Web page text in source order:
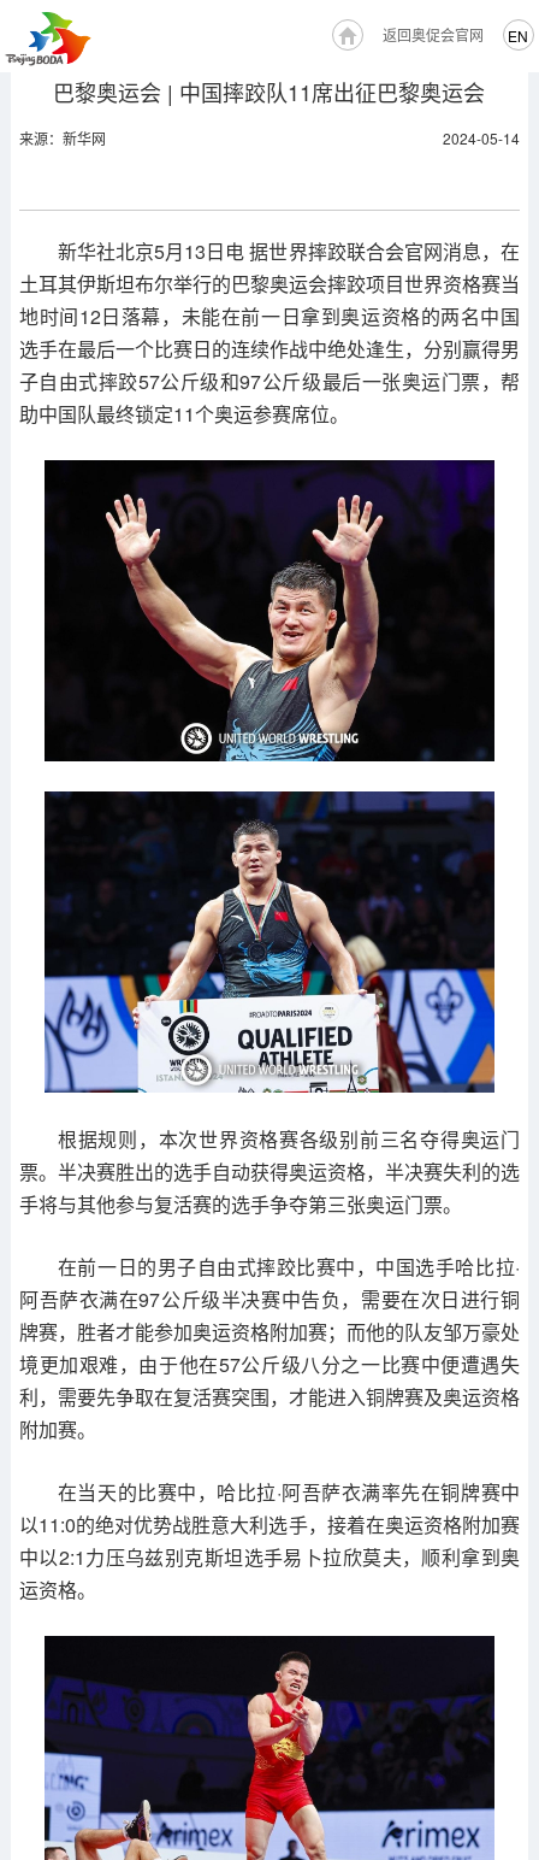
EN
返回奥促会官网
巴黎奥运会 | 中国摔跤队11席出征巴黎奥运会
来源：新华网 2024-05-14
新华社北京5月13日电 据世界摔跤联合会官网消息，在
土耳其伊斯坦布尔举行的巴黎奥运会摔跤项目世界资格赛当
地时间12日落幕，未能在前一日拿到奥运资格的两名中国
选手在最后一个比赛日的连续作战中绝处逢生，分别赢得男
子自由式摔跤57公斤级和97公斤级最后一张奥运门票，帮
助中国队最终锁定11个奥运参赛席位。
根据规则，本次世界资格赛各级别前三名夺得奥运门
票。半决赛胜出的选手自动获得奥运资格，半决赛失利的选
手将与其他参与复活赛的选手争夺第三张奥运门票。
在前一日的男子自由式摔跤比赛中，中国选手哈比拉·
阿吾萨衣满在97公斤级半决赛中告负，需要在次日进行铜
牌赛，胜者才能参加奥运资格附加赛；而他的队友邹万豪处
境更加艰难，由于他在57公斤级八分之一比赛中便遭遇失
利，需要先争取在复活赛突围，才能进入铜牌赛及奥运资格
附加赛。
在当天的比赛中，哈比拉·阿吾萨衣满率先在铜牌赛中
以11:0的绝对优势战胜意大利选手，接着在奥运资格附加赛
中以2:1力压乌兹别克斯坦选手易卜拉欣莫夫，顺利拿到奥
运资格。